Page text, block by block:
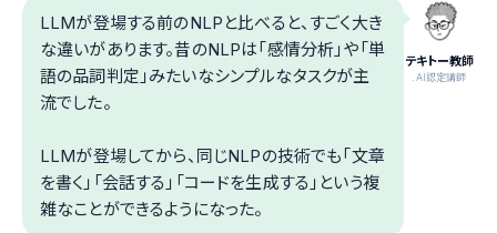
テキトー教師
.AI認定講師
LLMが登場する前のNLPと比べると、すごく大き
な違いがあります。昔のNLPは「感情分析」や「単
語の品詞判定」みたいなシンプルなタスクが主
流でした。
LLMが登場してから、同じNLPの技術でも「文章
を書く」「会話する」「コードを生成する」という複
雑なことができるようになった。